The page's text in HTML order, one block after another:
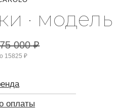
·
75 000₽
15825 ₽
оплаты